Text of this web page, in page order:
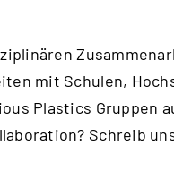
mit Schulen,
Plastics Gruppen
Schreib